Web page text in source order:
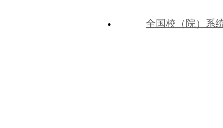
全国校（院）系